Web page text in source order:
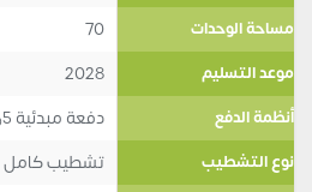
مساحة الوحدات 70
موعد التسليم 2028
أنظمة الدفع دفعة مبدئية 5%, تقسيط 12 سنة
نوع التشطيب تشطيب كامل